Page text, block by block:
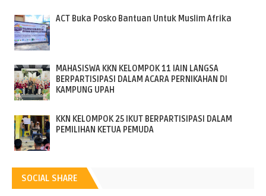
ACT Buka Posko Bantuan Untuk Muslim Afrika
MAHASISWA KKN KELOMPOK 11 IAIN LANGSA
BERPARTISIPASI DALAM ACARA PERNIKAHAN DI
KAMPUNG UPAH
KKN KELOMPOK 25 IKUT BERPARTISIPASI DALAM
PEMILIHAN KETUA PEMUDA
SOCIAL SHARE